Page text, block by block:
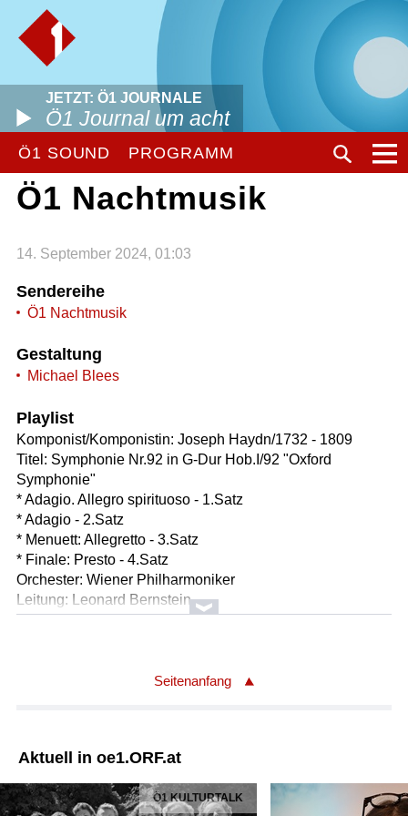
JETZT: Ö1 JOURNALE
Ö1 Journal um acht
Ö1 SOUND PROGRAMM
Ö1 Nachtmusik
14. September 2024, 01:03
Sendereihe
Ö1 Nachtmusik
Gestaltung
Michael Blees
Playlist
Komponist/Komponistin: Joseph Haydn/1732 - 1809
Titel: Symphonie Nr.92 in G-Dur Hob.I/92 "Oxford
Symphonie"
* Adagio. Allegro spirituoso - 1.Satz
* Adagio - 2.Satz
* Menuett: Allegretto - 3.Satz
* Finale: Presto - 4.Satz
Orchester: Wiener Philharmoniker
Leitung: Leonard Bernstein
Länge: 27:43 min
Komponist/Komponistin: Wolfgang Amadeus Mozart/1756
* Allegro - 1.Satz
* Adagio - 2.Satz
* Andantino con variazioni - 3.Satz
Seitenanfang
Aktuell in oe1.ORF.at
Ö1 KULTURTALK